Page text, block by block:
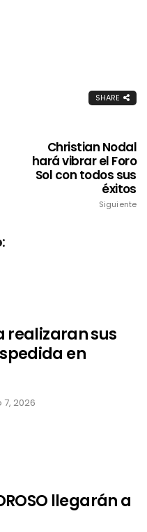
SHARE
Christian Nodal
hará vibrar el Foro
Sol con todos sus
éxitos
Siguiente
realizaran sus
en
2026
llegarán a